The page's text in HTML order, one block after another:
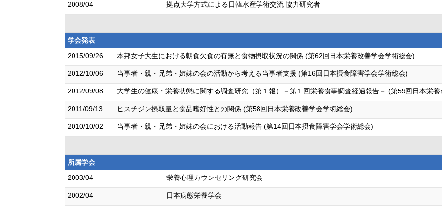
2008/04 拠点大学方式による日韓水産学術交流 協力研究者
学会発表
2015/09/26
本邦女子大生における朝食欠食の有無と食物摂取状況の関係 (第62回日本栄養改善学会学術総会)
2012/10/06 当事者・親・兄弟・姉妹の会の活動から考える当事者支援 (第16回日本摂食障害学会学術総会)
2012/09/08 大学生の健康・栄養状態に関する調査研究（第１報）－第１回栄養食事調査経過報告－ (第59回日本栄
2011/09/13 ヒスチジン摂取量と食品嗜好性との関係 (第58回日本栄養改善学会学術総会)
2010/10/02 当事者・親・兄弟・姉妹の会における活動報告 (第14回日本摂食障害学会学術総会)
所属学会
2003/04
栄養心理カウンセリング研究会
2002/04 日本病態栄養学会